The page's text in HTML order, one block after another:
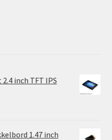
inch TFT IPS
1.47 inch